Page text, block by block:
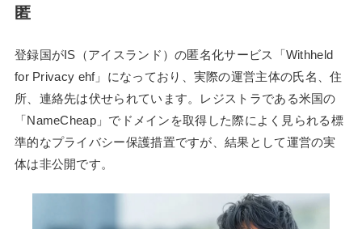
匿
登録国がIS（アイスランド）の匿名化サービス「Withheld
for Privacy ehf」になっており、実際の運営主体の氏名、住
所、連絡先は伏せられています。レジストラである米国の
「NameCheap」でドメインを取得した際によく見られる標
準的なプライバシー保護措置ですが、結果として運営の実
体は非公開です。